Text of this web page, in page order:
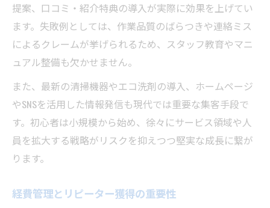
提案、口コミ・紹介特典の導入が実際に効果を上げてい
ます。失敗例としては、作業品質のばらつきや連絡ミス
によるクレームが挙げられるため、スタッフ教育やマニ
ュアル整備も欠かせません。
また、最新の清掃機器やエコ洗剤の導入、ホームページ
やSNSを活用した情報発信も現代では重要な集客手段で
す。初心者は小規模から始め、徐々にサービス領域や人
員を拡大する戦略がリスクを抑えつつ堅実な成長に繋が
ります。
経費管理とリピーター獲得の重要性